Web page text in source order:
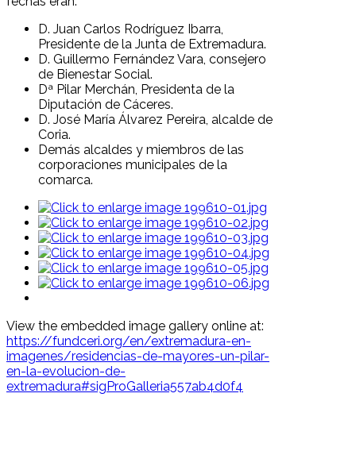
D. Juan Carlos Rodríguez Ibarra,
Presidente de la Junta de Extremadura.
D. Guillermo Fernández Vara, consejero
de Bienestar Social.
Dª Pilar Merchán, Presidenta de la
Diputación de Cáceres.
D. José María Álvarez Pereira, alcalde de
Coria.
Demás alcaldes y miembros de las
corporaciones municipales de la
comarca.
View the embedded image gallery online at:
https://fundceri.org/en/extremadura-en-
imagenes/residencias-de-mayores-un-pilar-
en-la-evolucion-de-
extremadura#sigProGalleria557ab4d0f4